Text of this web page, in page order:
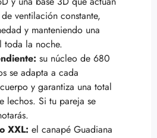
ventilación constante,
y manteniendo una
toda la noche.
su núcleo de 680
se adapta a cada
y garantiza una total
lechos. Si tu pareja se
XXL: el canapé Guadiana